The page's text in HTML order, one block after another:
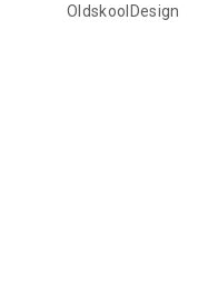
OldskoolDesign